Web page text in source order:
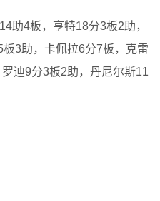
助4板，亨特18分3板2助，
3助，卡佩拉6分7板，克雷
迪9分3板2助，丹尼尔斯11